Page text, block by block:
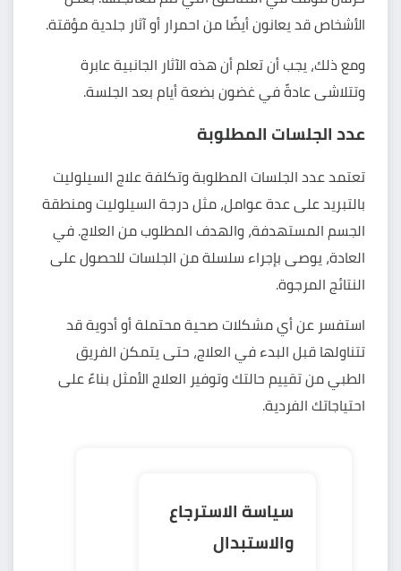
الأشخاص قد يعانون أيضًا من احمرار أو آثار جلدية مؤقتة.
ومع ذلك، يجب أن تعلم أن هذه الآثار الجانبية عابرة
وتتلاشى عادةً في غضون بضعة أيام بعد الجلسة.
عدد الجلسات المطلوبة
تعتمد عدد الجلسات المطلوبة وتكلفة علاج السيلوليت
بالتبريد على عدة عوامل، مثل درجة السيلوليت ومنطقة
الجسم المستهدفة، والهدف المطلوب من العلاج. في
العادة، يوصى بإجراء سلسلة من الجلسات للحصول على
النتائج المرجوة.
استفسر عن أي مشكلات صحية محتملة أو أدوية قد
تتناولها قبل البدء في العلاج، حتى يتمكن الفريق
الطبي من تقييم حالتك وتوفير العلاج الأمثل بناءً على
احتياجاتك الفردية.
سياسة الاسترجاع
والاستبدال